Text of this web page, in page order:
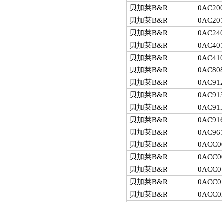
贝加莱B&R
贝加莱B&R
贝加莱B&R
贝加莱B&R
贝加莱B&R
贝加莱B&R
贝加莱B&R
贝加莱B&R
贝加莱B&R
贝加莱B&R
贝加莱B&R
贝加莱B&R
贝加莱B&R
贝加莱B&R
贝加莱B&R
贝加莱B&R